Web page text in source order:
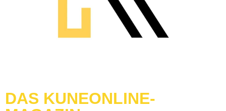
DAS KUNEONLINE-